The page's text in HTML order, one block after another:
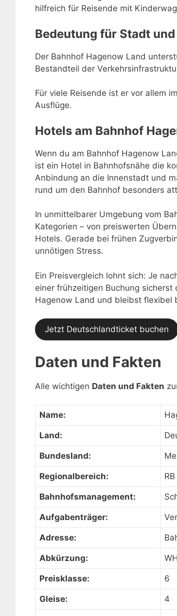
hilfreich für Reisende mit
Bedeutung für Stadt und
Der Bahnhof Hagenow Land
Bestandteil der
Für viele Reisende ist er vor allem
Ausflüge.
Hotels am Bahnhof
Wenn du am Bahnhof Hagenow
ist ein Hotel in Bahnhofsnähe die
Anbindung an die Innenstadt und
rund um den Bahnhof besonders
In unmittelbarer Umgebung vom
Kategorien – von preiswerten
Hotels. Gerade bei frühen
unnötigen Stress.
Ein Preisvergleich lohnt sich: Je
einer frühzeitigen Buchung
Hagenow Land und bleibst flexibel
Jetzt Deutschlandticket buchen
Daten und Fakten
Alle wichtigen Daten und Fakten
Name:
Land:
Bundesland:
Regionalbereich:
Bahnhofsmanagement:
Aufgabenträger:
Adresse:
Abkürzung:
Preisklasse: 6
Gleise: 4